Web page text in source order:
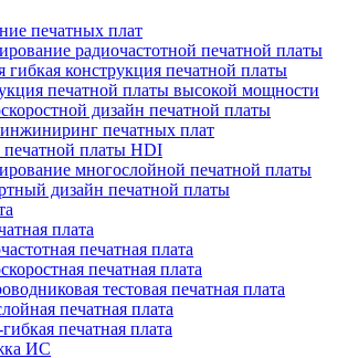
печатных плат
радиочастотной печатной платы
гибкая конструкция печатной платы
печатной платы высокой мощности
дизайн печатной платы
печатных плат
печатной платы HDI
многослойной печатной платы
дизайн печатной платы
плата
печатная плата
печатная плата
тестовая печатная плата
печатная плата
печатная плата
ИС